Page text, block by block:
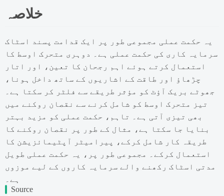
خلاصہ
یہ حکمت عملی مجموعی طور پر ایک قدامت پسند اسٹاک
سرمایہ کاری کی حکمت عملی ہے۔ دوہری متحرک اوسط کا
استعمال کرتے ہوئے اہم رجحان کا تعین، اور اتار
چڑھاؤ اور طاقت کے اشاریوں کے ساتھ داخل ہونا،
جھوٹے بریک آؤٹ کو مؤثر طریقے سے فلٹر کر سکتا ہے۔
تیز متحرک اوسط کو شامل کرنے سے نقصان روکنے میں
بھی تیزی آتی ہے۔ تاہم، حکمت عملی کو مزید بہتر
بنایا جا سکتا ہے، مثال کے طور پر نقصان روکنے کا
طریقہ کار شامل کرکے، پیرامیٹر آپٹیمائزیشن کا
استعمال کرکے۔ مجموعی طور پر، یہ حکمت عملی طویل
مدتی اسٹاک رکھنے والے سرمایہ کاروں کے لیے موزوں
ہے۔
Source